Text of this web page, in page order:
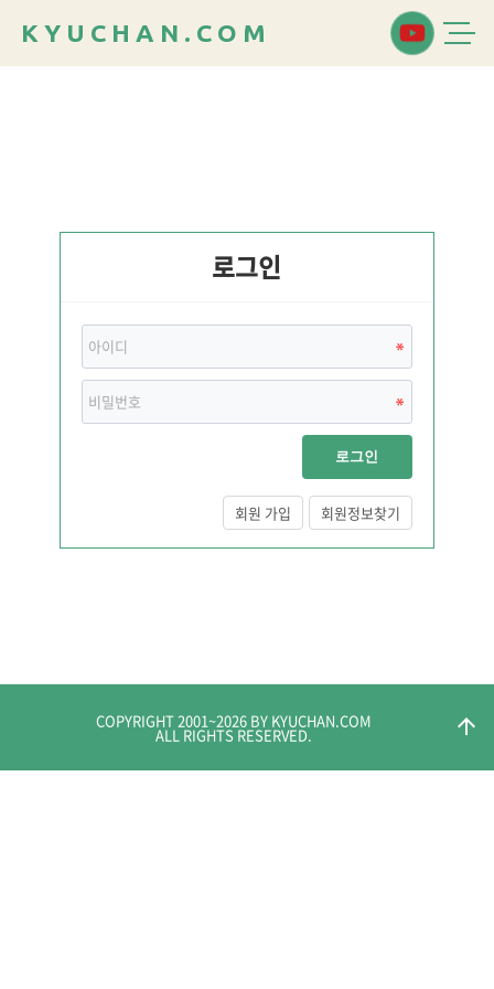
K Y U C H A N . C O M
로그인
로그인
회원 가입 회원정보찾기
arrow_upward
COPYRIGHT 2001~2026 BY KYUCHAN.COM
ALL RIGHTS RESERVED.